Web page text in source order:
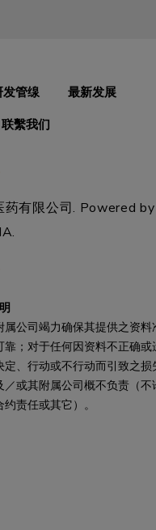
发管缐
最新发展
联繫我们
有限公司. Powered by
.
公司竭力确保其提供之资料
；对于任何因资料不正确或
、行动或不行动而引致之损
或其附属公司概不负责（不
责任或其它）。